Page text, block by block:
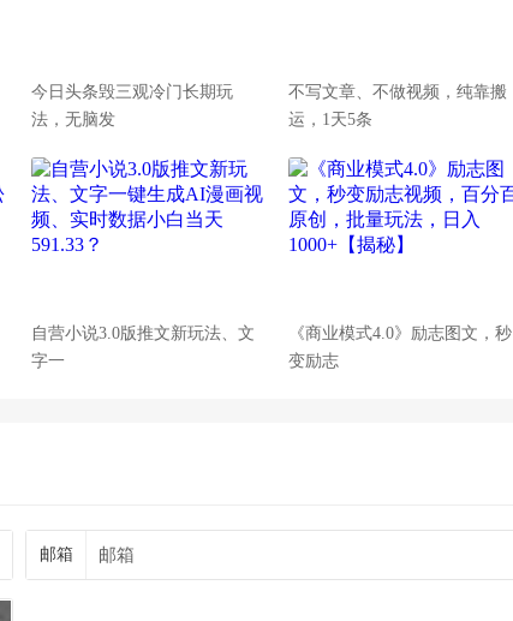
今日头条毁三观冷门长期玩
法，无脑发
不写文章、不做视频，纯靠搬
运，1天5条
自营小说3.0版推文新玩法、文
字一
《商业模式4.0》励志图文，秒
变励志
邮箱